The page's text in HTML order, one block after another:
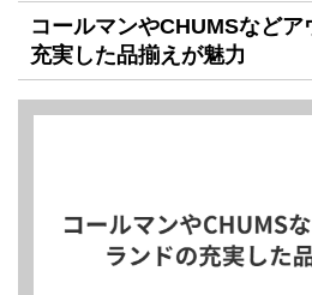
コールマンやCHUMSなど
充実した品揃えが魅力